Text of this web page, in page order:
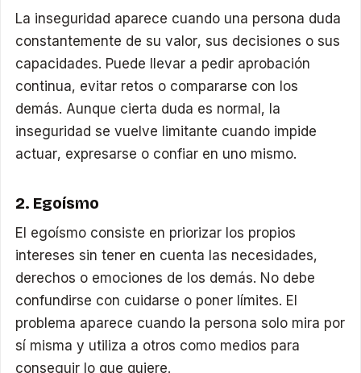
La inseguridad aparece cuando una persona duda
constantemente de su valor, sus decisiones o sus
capacidades. Puede llevar a pedir aprobación
continua, evitar retos o compararse con los
demás. Aunque cierta duda es normal, la
inseguridad se vuelve limitante cuando impide
actuar, expresarse o confiar en uno mismo.
2. Egoísmo
El egoísmo consiste en priorizar los propios
intereses sin tener en cuenta las necesidades,
derechos o emociones de los demás. No debe
confundirse con cuidarse o poner límites. El
problema aparece cuando la persona solo mira por
sí misma y utiliza a otros como medios para
conseguir lo que quiere.